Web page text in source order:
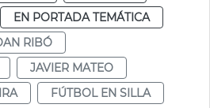
EN PORTADA TEMÁTICA
RIBÓ
JAVIER MATEO
FÚTBOL EN SILLA